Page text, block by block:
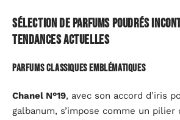
Sélection de parfums poudrés
tendances actuelles
Parfums classiques emblématiques
Chanel N°19, avec son accord d’iris
galbanum, s’impose comme un pilier